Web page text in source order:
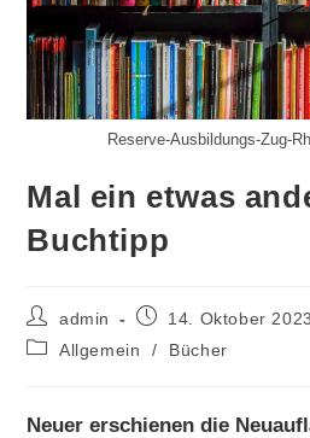
Reserve-Ausbildungs-Zug-
Mal ein etwas
Buchtipp
Beitrags-
Autor:
admin
Beitrag14. Oktober 2023
Beitrags-
Allgemein / Bücher
Neuer erschienen die